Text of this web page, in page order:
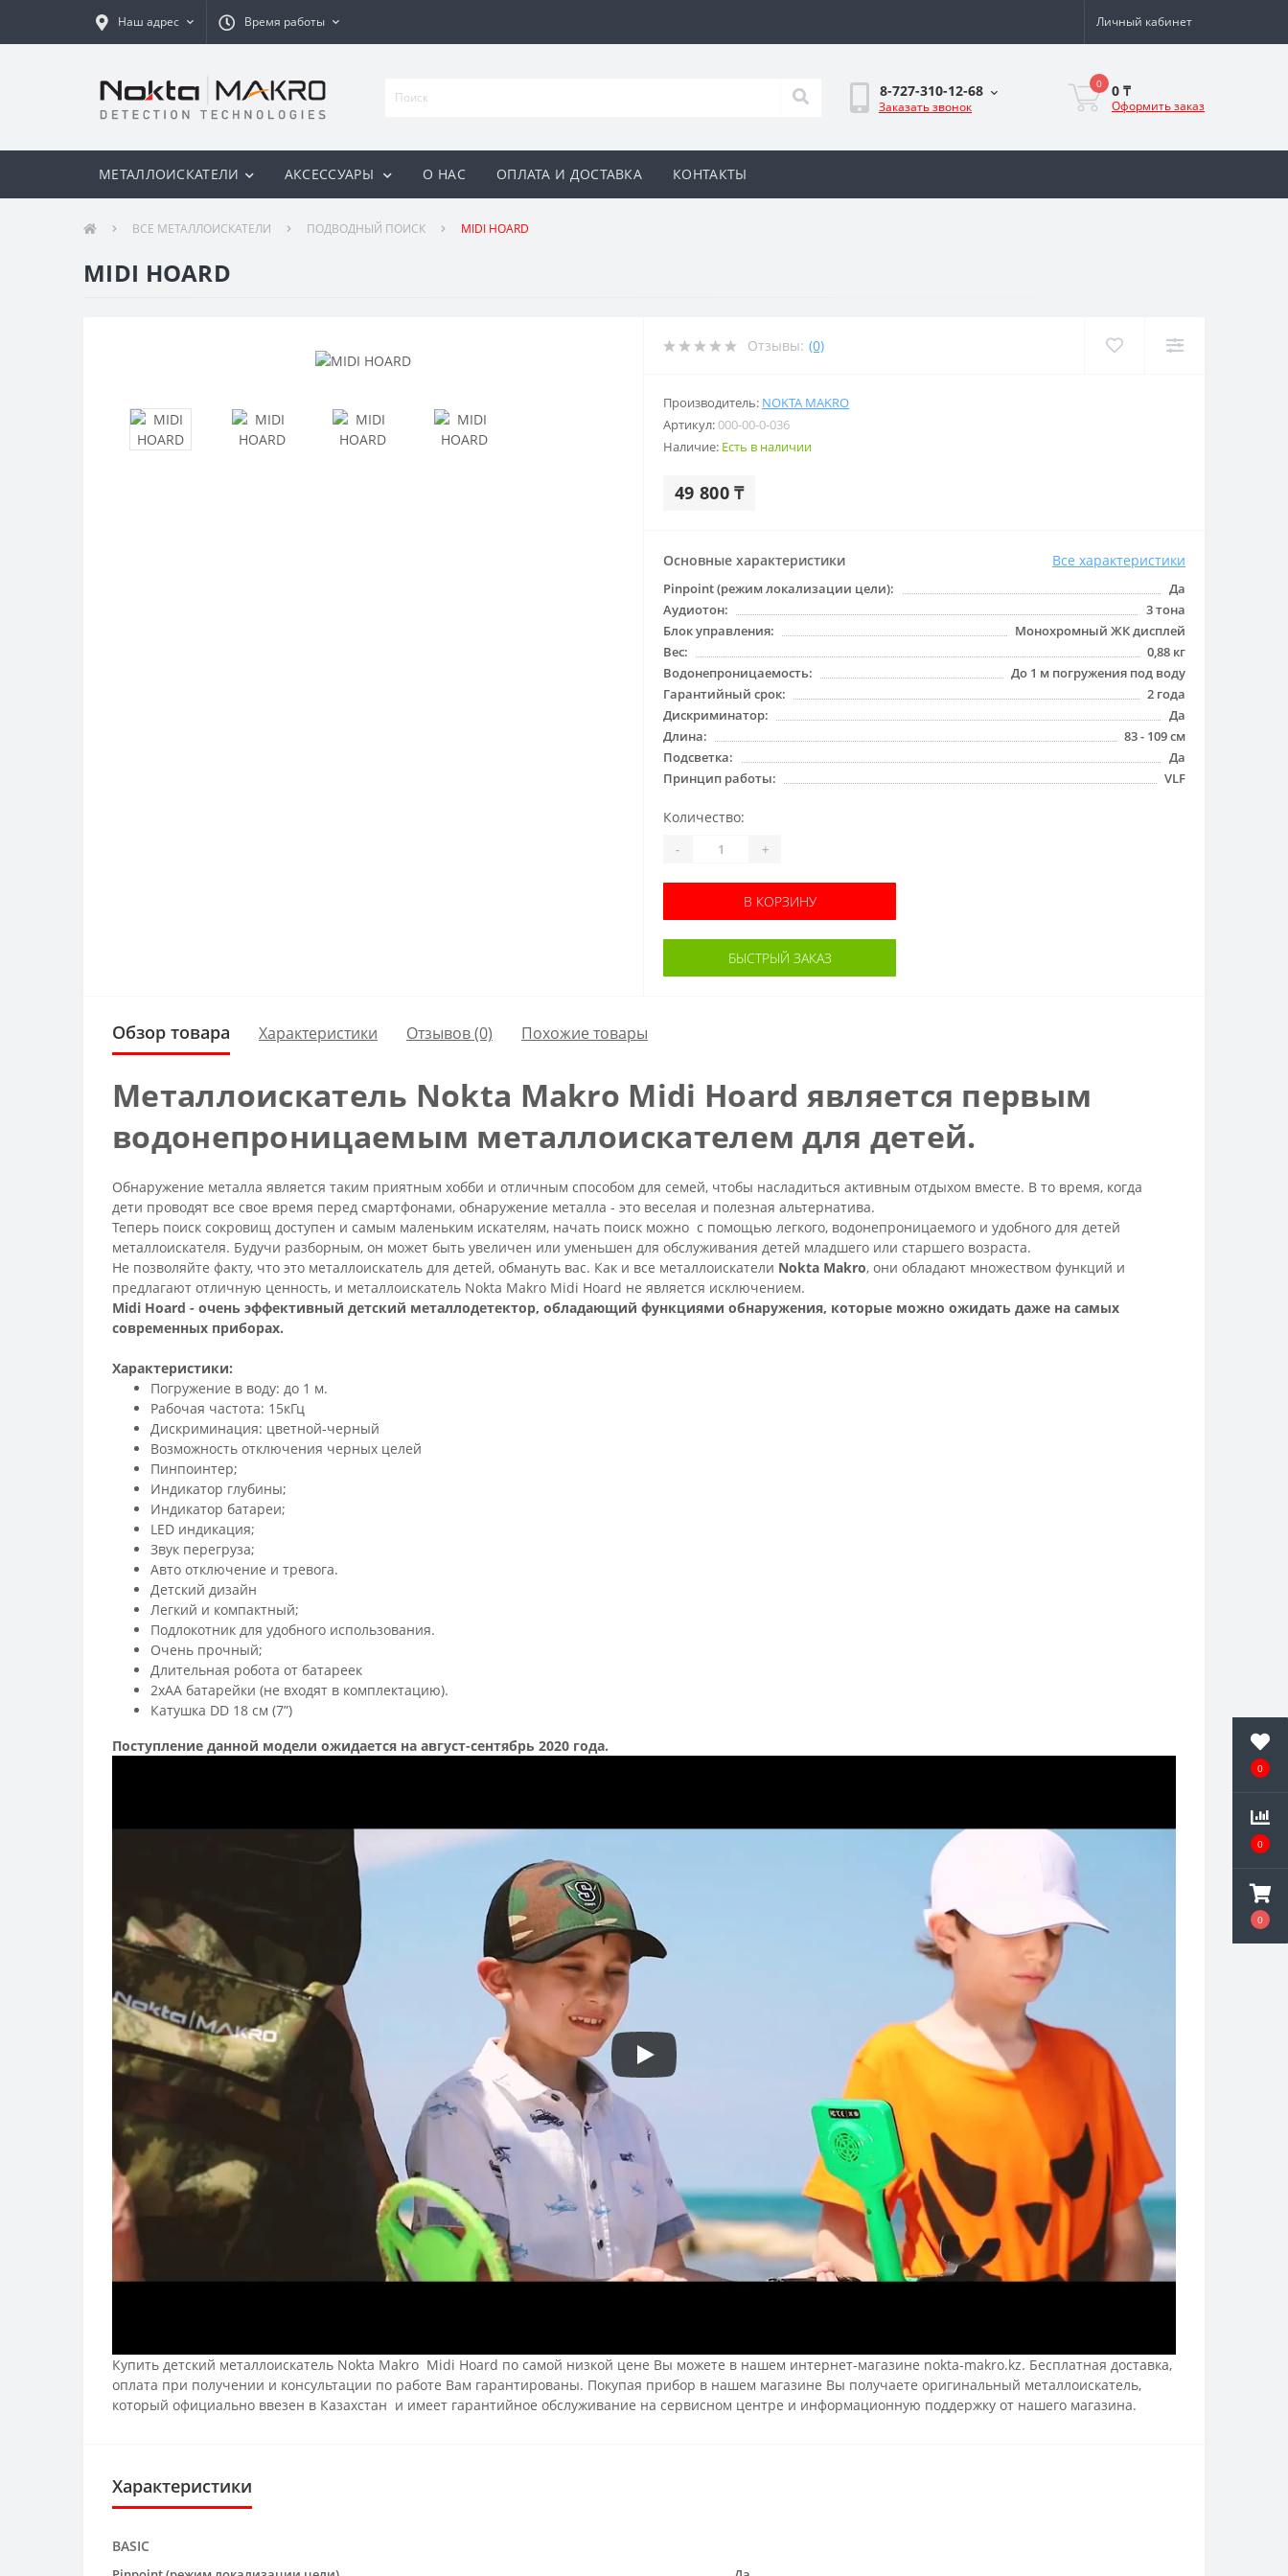
0
0
0
Наш адрес Время работы Личный кабинет
8-727-310-12-68
Заказать звонок
0 0 ₸
Оформить заказ
МЕТАЛЛОИСКАТЕЛИ АКСЕССУАРЫ О НАС ОПЛАТА И ДОСТАВКА КОНТАКТЫ
ВСЕ МЕТАЛЛОИСКАТЕЛИ ПОДВОДНЫЙ ПОИСК MIDI HOARD
MIDI HOARD
Отзывы: (0)
Производитель: NOKTA MAKRO
Артикул:000-00-0-036
Наличие: Есть в наличии
49 800 ₸
Основные характеристики Все характеристики
Pinpoint (режим локализации цели):
Да
Аудиотон:
3 тона
Блок управления:
Монохромный ЖК дисплей
Вес:
0,88 кг
Водонепроницаемость:
До 1 м погружения под воду
Гарантийный срок:
2 года
Дискриминатор:
Да
Длина:
83 - 109 см
Подсветка:
Да
Принцип работы:
VLF
Количество:
- +
В КОРЗИНУ
БЫСТРЫЙ ЗАКАЗ
Обзор товара Характеристики Отзывов (0) Похожие товары
Металлоискатель Nokta Makro Midi Hoard является первым
водонепроницаемым металлоискателем для детей.
Обнаружение металла является таким приятным хобби и отличным способом для семей, чтобы насладиться активным отдыхом вместе. В то время, когда
дети проводят все свое время перед смартфонами, обнаружение металла - это веселая и полезная альтернатива.
Теперь поиск сокровищ доступен и самым маленьким искателям, начать поиск можно с помощью легкого, водонепроницаемого и удобного для детей
металлоискателя. Будучи разборным, он может быть увеличен или уменьшен для обслуживания детей младшего или старшего возраста.
Не позволяйте факту, что это металлоискатель для детей, обмануть вас. Как и все металлоискатели Nokta Makro, они обладают множеством функций и
предлагают отличную ценность, и металлоискатель Nokta Makro Midi Hoard не является исключением.
Midi Hoard - очень эффективный детский металлодетектор, обладающий функциями обнаружения, которые можно ожидать даже на самых
современных приборах.
Характеристики:
Погружение в воду: до 1 м.
Рабочая частота: 15кГц
Дискриминация: цветной-черный
Возможность отключения черных целей
Пинпоинтер;
Индикатор глубины;
Индикатор батареи;
LED индикация;
Звук перегруза;
Авто отключение и тревога.
Детский дизайн
Легкий и компактный;
Подлокотник для удобного использования.
Очень прочный;
Длительная робота от батареек
2xAA батарейки (не входят в комплектацию).
Катушка DD 18 см (7”)
Поступление данной модели ожидается на август-сентябрь 2020 года.
Купить детский металлоискатель Nokta Makro Midi Hoard по самой низкой цене Вы можете в нашем интернет-магазине nokta-makro.kz. Бесплатная доставка,
оплата при получении и консультации по работе Вам гарантированы. Покупая прибор в нашем магазине Вы получаете оригинальный металлоискатель,
который официально ввезен в Казахстан и имеет гарантийное обслуживание на сервисном центре и информационную поддержку от нашего магазина.
Характеристики
BASIC